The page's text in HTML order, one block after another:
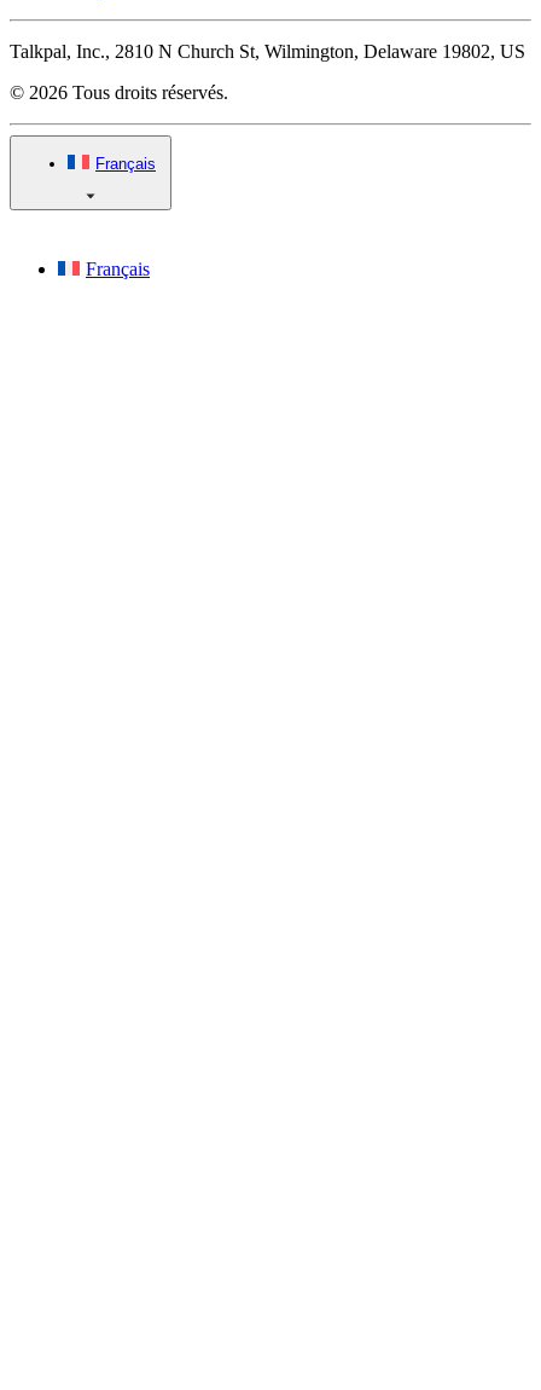
Talkpal, Inc., 2810 N Church St, Wilmington, Delaware 19802, US
© 2026 Tous droits réservés.
Français
Français